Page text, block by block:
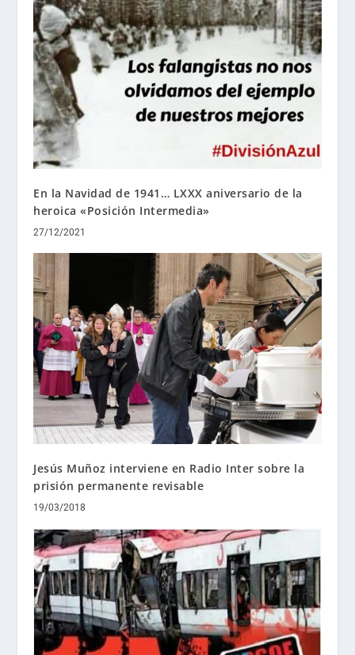
En la Navidad de 1941… LXXX aniversario de la
heroica «Posición Intermedia»
27/12/2021
Jesús Muñoz interviene en Radio Inter sobre la
prisión permanente revisable
19/03/2018